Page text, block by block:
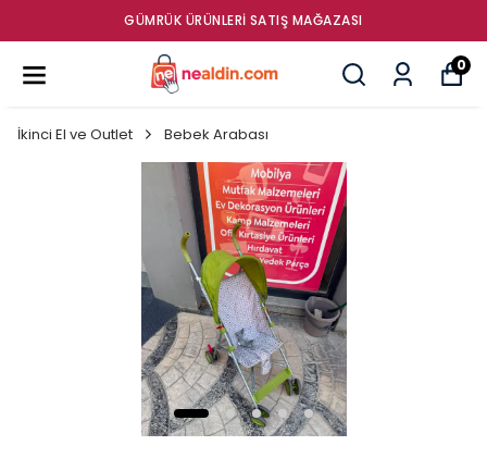
GÜMRÜK ÜRÜNLERI SATIŞ MAĞAZASI
0
İkinci El ve Outlet Bebek Arabası